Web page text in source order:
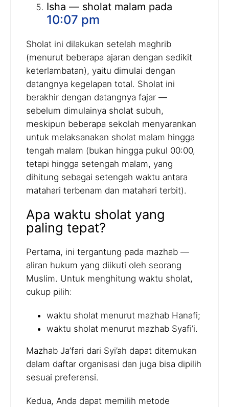
Isha — sholat malam pada
10:07 pm
Sholat ini dilakukan setelah maghrib
(menurut beberapa ajaran dengan sedikit
keterlambatan), yaitu dimulai dengan
datangnya kegelapan total. Sholat ini
berakhir dengan datangnya fajar —
sebelum dimulainya sholat subuh,
meskipun beberapa sekolah menyarankan
untuk melaksanakan sholat malam hingga
tengah malam (bukan hingga pukul 00:00,
tetapi hingga setengah malam, yang
dihitung sebagai setengah waktu antara
matahari terbenam dan matahari terbit).
Apa waktu sholat yang
paling tepat?
Pertama, ini tergantung pada mazhab —
aliran hukum yang diikuti oleh seorang
Muslim. Untuk menghitung waktu sholat,
cukup pilih:
waktu sholat menurut mazhab Hanafi;
waktu sholat menurut mazhab Syafi’i.
Mazhab Ja’fari dari Syi’ah dapat ditemukan
dalam daftar organisasi dan juga bisa dipilih
sesuai preferensi.
Kedua, Anda dapat memilih metode